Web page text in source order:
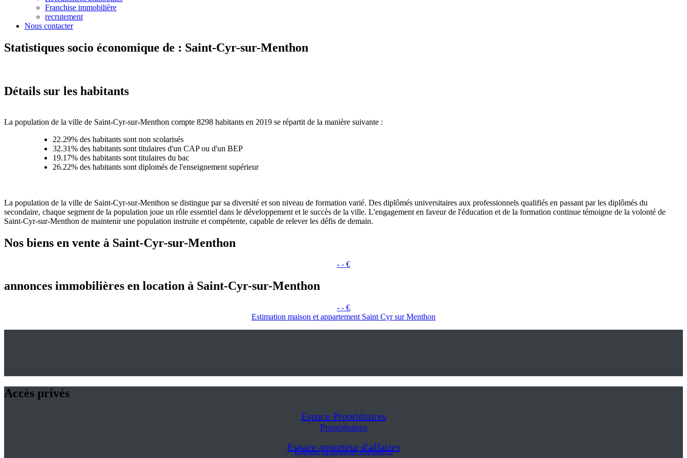
Franchise immobilière
recrutement
Nous contacter
Statistiques socio économique de : Saint-Cyr-sur-Menthon
Détails sur les habitants
La population de la ville de Saint-Cyr-sur-Menthon compte 8298 habitants en 2019 se répartit de la manière suivante :
22.29% des habitants sont non scolarisés
32.31% des habitants sont titulaires d'un CAP ou d'un BEP
19.17% des habitants sont titulaires du bac
26.22% des habitants sont diplomés de l'enseignement supérieur
La population de la ville de Saint-Cyr-sur-Menthon se distingue par sa diversité et son niveau de formation varié. Des diplômés universitaires aux professionnels qualifiés en passant par les diplômés du
secondaire, chaque segment de la population joue un rôle essentiel dans le développement et le succès de la ville. L'engagement en faveur de l'éducation et de la formation continue témoigne de la volonté de
Saint-Cyr-sur-Menthon de maintenir une population instruite et compétente, capable de relever les défis de demain.
Nos biens en vente à Saint-Cyr-sur-Menthon
- - €
annonces immobilières en location à Saint-Cyr-sur-Menthon
- - €
Estimation maison et appartement Saint Cyr sur Menthon
Accès privés
Espace Propriétaires
Propriétaires
Espace apporteur d'affaires
Espace apporteur d'affaires